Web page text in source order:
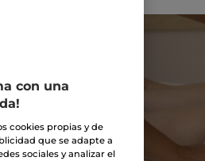
cita por
con una
cookies propias y de
que se adapte a
sociales y analizar el